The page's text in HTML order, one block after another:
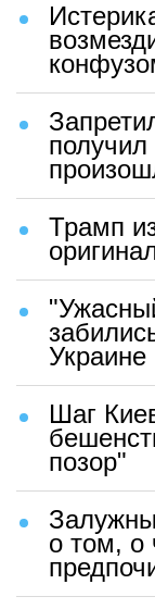
Трамп
Украине
Шаг
позор"
о том, о